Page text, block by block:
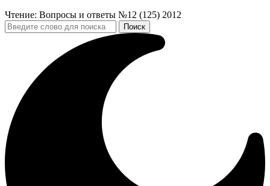
Чтение: Вопросы и ответы №12 (125) 2012